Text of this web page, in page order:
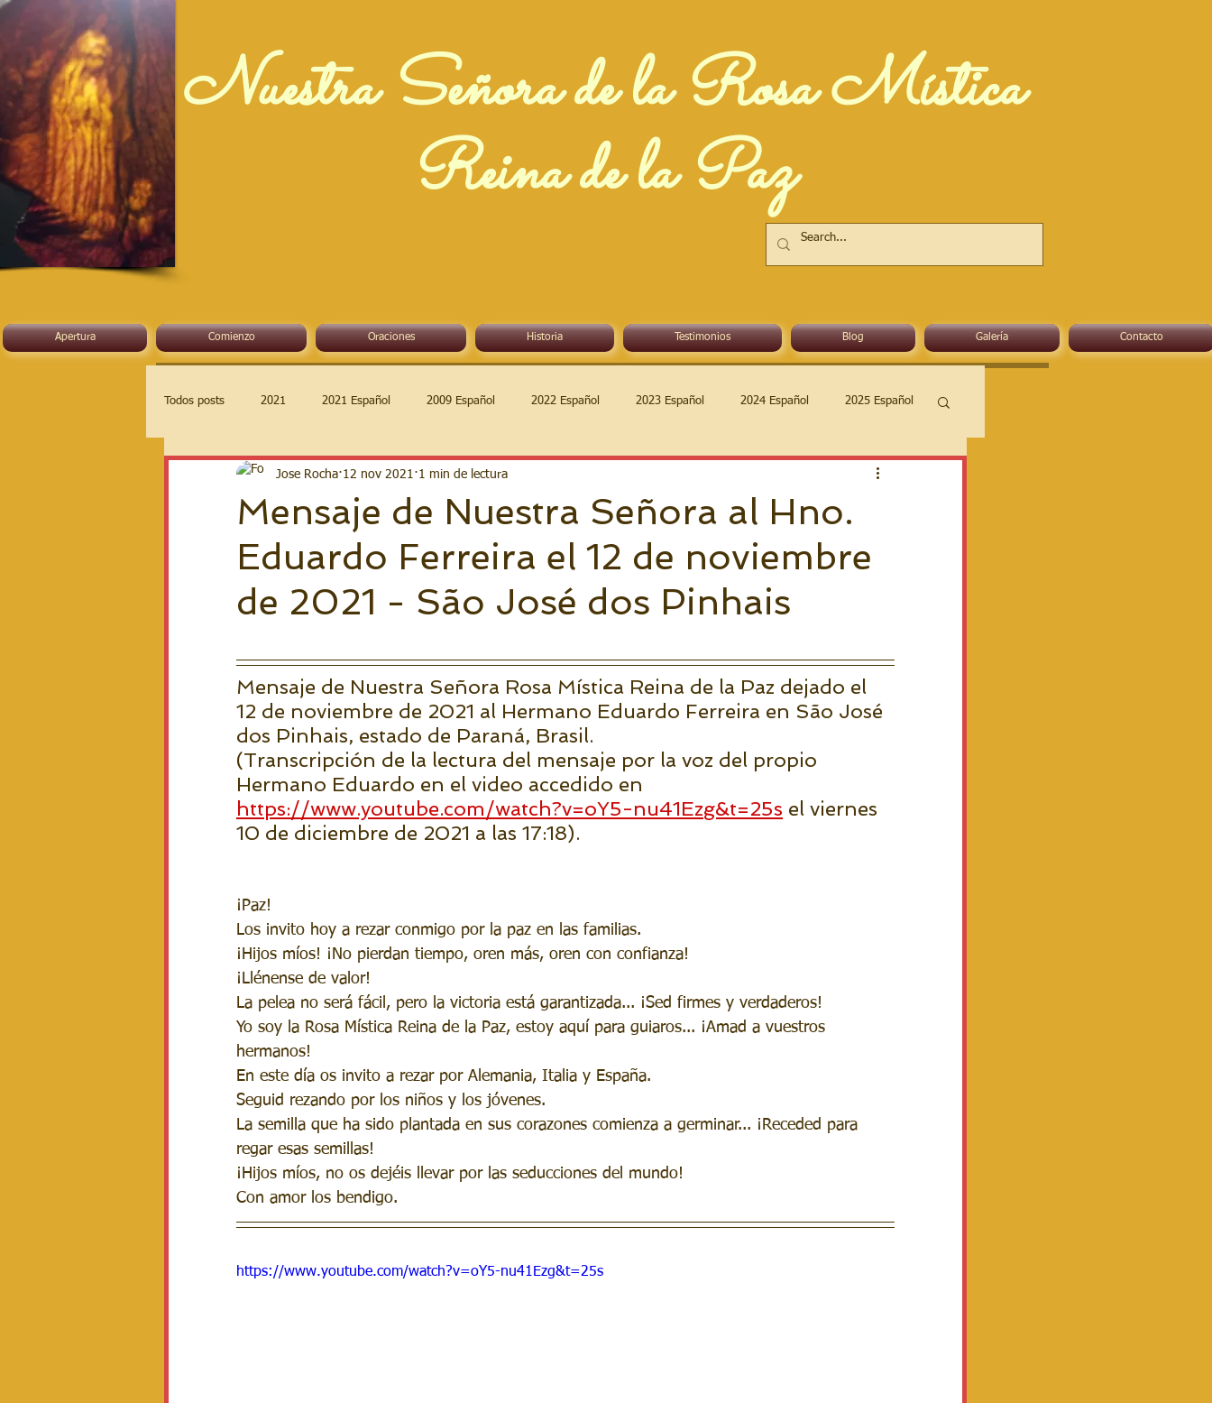
Nuestra Señora de la Rosa Mística
Reina de la Paz
Apertura Comienzo Oraciones Historia Testimonios Blog Galería Contacto
Todos posts 2021 2021 Español 2009 Español 2022 Español 2023 Español 2024 Español 2025 Español
2026 Español
Mensaje de Nuestra Señora al Hno.
Eduardo Ferreira el 12 de noviembre
de 2021 - São José dos Pinhais
Jose Rocha 12 nov 2021 1 min de lectura
Mensaje de Nuestra Señora Rosa Mística Reina de la Paz dejado el
12 de noviembre de 2021 al Hermano Eduardo Ferreira en São José
dos Pinhais, estado de Paraná, Brasil.
(Transcripción de la lectura del mensaje por la voz del propio
Hermano Eduardo en el video accedido en
https://www.youtube.com/watch?v=oY5-nu41Ezg&t=25s el viernes
10 de diciembre de 2021 a las 17:18).
¡Paz!
Los invito hoy a rezar conmigo por la paz en las familias.
¡Hijos míos! ¡No pierdan tiempo, oren más, oren con confianza!
¡Llénense de valor!
La pelea no será fácil, pero la victoria está garantizada... ¡Sed firmes y verdaderos!
Yo soy la Rosa Mística Reina de la Paz, estoy aquí para guiaros... ¡Amad a vuestros
hermanos!
En este día os invito a rezar por Alemania, Italia y España.
Seguid rezando por los niños y los jóvenes.
La semilla que ha sido plantada en sus corazones comienza a germinar... ¡Receded para
regar esas semillas!
¡Hijos míos, no os dejéis llevar por las seducciones del mundo!
Con amor los bendigo.
https://www.youtube.com/watch?v=oY5-nu41Ezg&t=25s